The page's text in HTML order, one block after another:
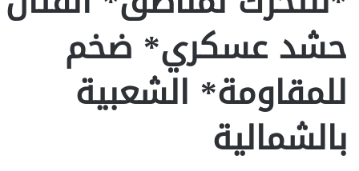
حشد عسكري* ضخم
للمقاومة* الشعبية
بالشمالية